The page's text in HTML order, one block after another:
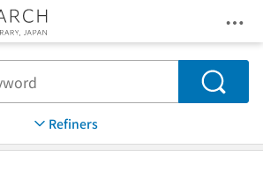
Search
Refiners